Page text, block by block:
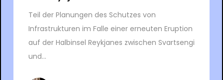
Teil der Planungen des Schutzes von
Infrastrukturen im Falle einer erneuten Eruption
auf der Halbinsel Reykjanes zwischen Svartsengi
und...